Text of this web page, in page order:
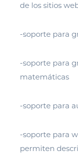
de los sitios
-soporte para
-soporte para
matemáticas
-soporte para
-soporte para
permiten